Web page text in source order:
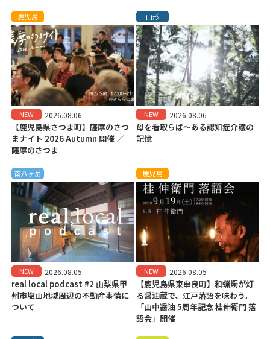
鹿児島
NEW 2026.08.06
【鹿児島県さつま町】薩摩のさつ
まナイト 2026 Autumn 開催 ／
薩摩のさつま
山形
NEW 2026.08.06
母を看取らば～ある認知症介護の
記憶
南八ヶ岳
NEW 2026.08.05
real local podcast #2 山梨県甲
州市塩山地域周辺の不動産事情に
ついて
鹿児島
NEW 2026.08.05
【鹿児島県東串良町】和蝋燭が灯
る醤油蔵で、江戸落語を味わう。
「山中醤油 5周年記念 桂伸衛門 落
語会」開催